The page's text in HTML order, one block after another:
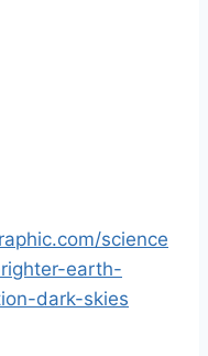
science
earth-
dark-skies